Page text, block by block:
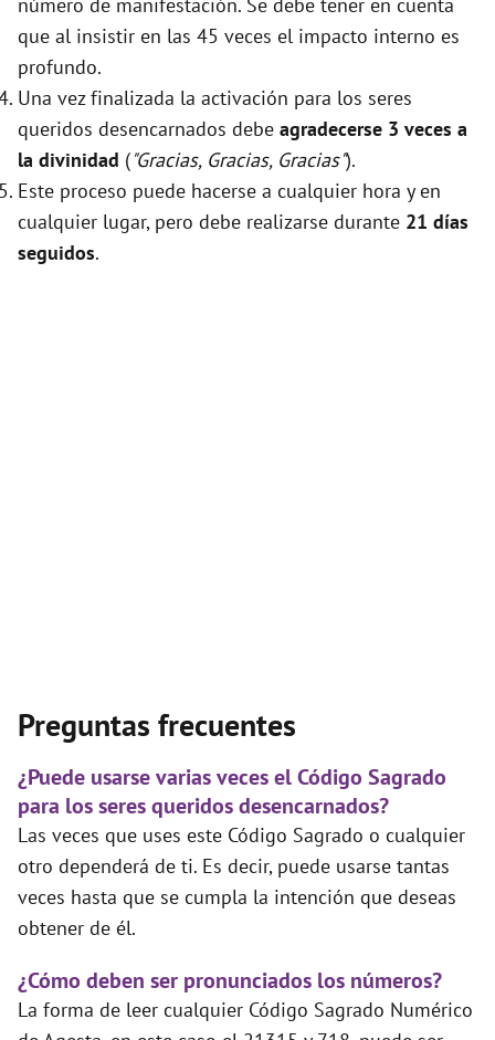
número de manifestación. Se debe tener en cuenta
que al insistir en las 45 veces el impacto interno es
profundo.
Una vez finalizada la activación para los seres
queridos desencarnados debe agradecerse 3 veces a
la divinidad ("Gracias, Gracias, Gracias").
Este proceso puede hacerse a cualquier hora y en
cualquier lugar, pero debe realizarse durante 21 días
seguidos.
Preguntas frecuentes
¿Puede usarse varias veces el Código Sagrado
para los seres queridos desencarnados?
Las veces que uses este Código Sagrado o cualquier
otro dependerá de ti. Es decir, puede usarse tantas
veces hasta que se cumpla la intención que deseas
obtener de él.
¿Cómo deben ser pronunciados los números?
La forma de leer cualquier Código Sagrado Numérico